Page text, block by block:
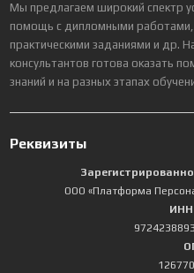
Мы предлагаем широкий спектр
помощь с дипломными работами,
практическими заданиями и др.
консультантов готова оказать
знаний и на разных этапах
Реквизиты
ООО «Платформа
9724238893